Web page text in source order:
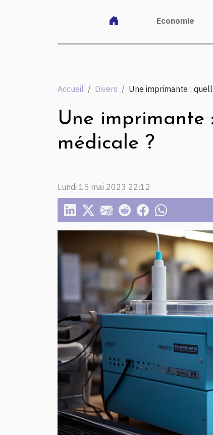
Economie
Accueil Divers Une imprimante :
Une imprimante
médicale ?
Lundi 15 mai 2023 22:12